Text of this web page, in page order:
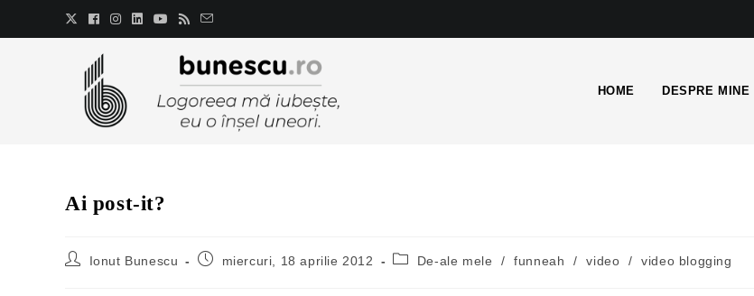
HOME DESPRE MINE
Ai post-it?
Ionut Bunescu miercuri, 18 aprilie 2012 De-ale mele / funneah / video / video blogging